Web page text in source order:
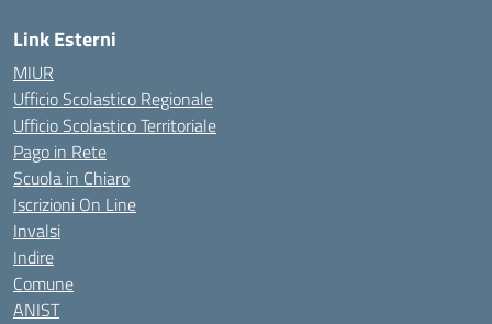
Link Esterni
MIUR
Ufficio Scolastico Regionale
Ufficio Scolastico Territoriale
Pago in Rete
Scuola in Chiaro
Iscrizioni On Line
Invalsi
Indire
Comune
ANIST